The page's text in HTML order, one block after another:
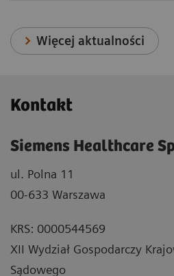
Więcej aktualności
Kontakt
Siemens Healthcare
ul. Polna 11
00-633 Warszawa
KRS: 0000544569
XII Wydział Gospodarczy
Sądowego